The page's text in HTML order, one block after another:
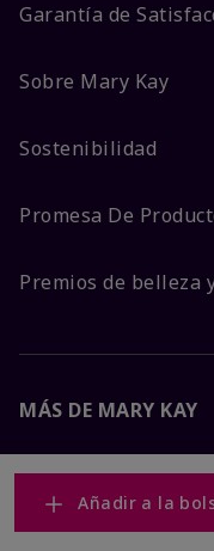
Añadir a la
Garantía de
Sobre Mary Kay
Sostenibilidad
Promesa De
Premios de belleza
MÁS DE MARY KAY
Carreras